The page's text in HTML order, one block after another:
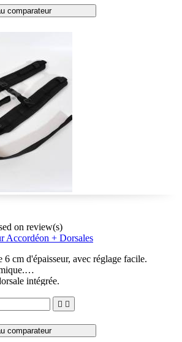
comparateur
on review(s)
Accordéon + Dorsales
6 cm d'épaisseur, avec réglage facile.
intégrée.
ce modèle est souvent utilisé en école de
de location ou de prêt.
gamme en cuir et velours restent
 
comparateur